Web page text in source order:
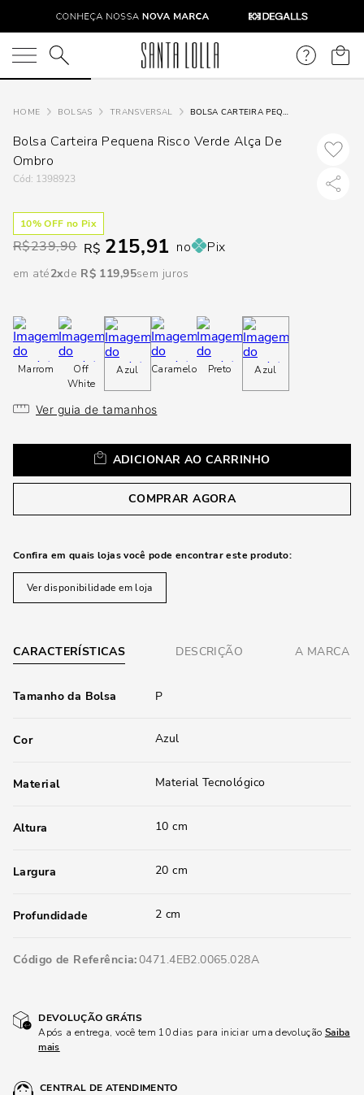
O que você está procurando?
BOLSAS TRANSVERSAL BOLSA CARTEIRA PEQUENA RISCO VERDE ALÇA DE OMBRO
Bolsa Carteira Pequena Risco Verde Alça De
Ombro
: 1398923
10% OFF no Pix
R$239,90 R$ 215,91 no Pix
em até2 R$ 119,95sem juros
Marrom
Off
White
Azul Caramelo Preto Azul
Ver guia de tamanhos
ADICIONAR AO CARRINHO
COMPRAR AGORA
Confira em quais lojas você pode encontrar este produto:
Ver disponibilidade em loja
CARACTERÍSTICAS DESCRIÇÃO A MARCA
Tamanho da Bolsa P
Cor Azul
Material Material Tecnológico
Altura 10 cm
Largura 20 cm
Profundidade 2 cm
Código de Referência 0471.4EB2.0065.028A
DEVOLUÇÃO GRÁTIS
Após a entrega, você tem 10 dias para iniciar uma devolução Saiba
mais
CENTRAL DE ATENDIMENTO